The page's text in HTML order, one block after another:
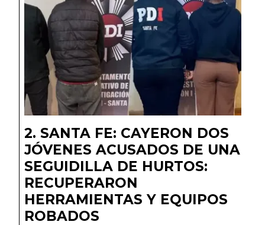
SANTA FE: CAYERON DOS
JÓVENES ACUSADOS DE UNA
SEGUIDILLA DE HURTOS:
RECUPERARON
HERRAMIENTAS Y EQUIPOS
ROBADOS